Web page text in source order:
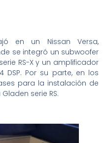
en un Nissan Versa,
se integró un subwoofer
RS-X y un amplificador
DSP. Por su parte, en los
para la instalación de
serie RS.